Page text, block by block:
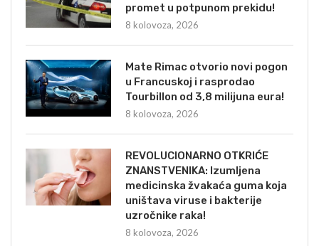
promet u potpunom prekidu!
8 kolovoza, 2026
Mate Rimac otvorio novi pogon
u Francuskoj i rasprodao
Tourbillon od 3,8 milijuna eura!
8 kolovoza, 2026
REVOLUCIONARNO OTKRIĆE
ZNANSTVENIKA: Izumljena
medicinska žvakaća guma koja
uništava viruse i bakterije
uzročnike raka!
8 kolovoza, 2026